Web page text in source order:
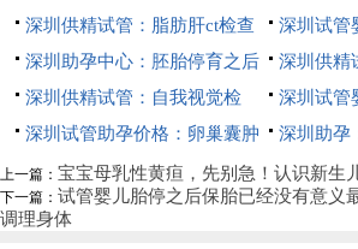
次备孕？
是不是输
方法你知
深圳供精试管：脂肪肝ct检查
的作用和目的，ct检查的这些好
处你要知道
深圳试管
字验孕棒
结果解读
深圳助孕中心：胚胎停育之后
这些检查项目必须要做，找出问
题才能对症治疗
深圳供精
同房最好
这几点
深圳供精试管：自我视觉检
查，让你及时发现视力问题
深圳试管
后多久可
般多久能
深圳试管助孕价格：卵巢囊肿
跟多囊卵巢区别有多大，看看你
都知道吗？
深圳助孕
到三百，
上一篇： 宝宝母乳性黄疸，先别急！认识新生
下一篇： 试管婴儿胎停之后保胎已经没有意义
调理身体